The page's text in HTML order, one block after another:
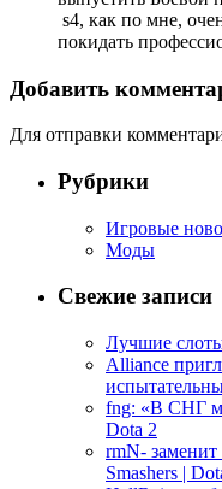
s4, как по мне,
покидать
Добавить
Для отправки
Рубрики
Игровые
Моды
Свежие записи
Лучшие
Alliance
fng: «В СНГ
Dota 2
rmN-
Smashers |